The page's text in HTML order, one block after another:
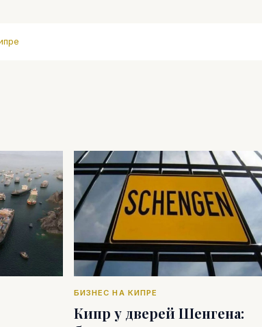
БИЗНЕС НА КИПРЕ
Кипр у дверей Шенгена: